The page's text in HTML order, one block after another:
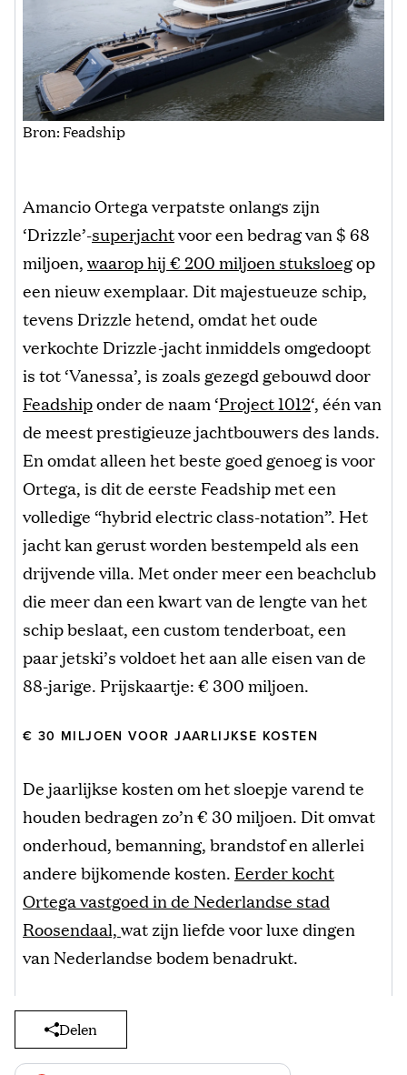
Bron: Feadship
Amancio Ortega verpatste onlangs zijn
‘Drizzle’-superjachtvoor een bedrag van $ 68
miljoen,waarop hij € 200 miljoen stuksloegop
een nieuw exemplaar. Dit majestueuze schip,
tevens Drizzle hetend, omdat het oude
verkochte Drizzle-jacht inmiddels omgedoopt
is tot ‘Vanessa’, is zoals gezegd gebouwd door
Feadshiponder de naam ‘Project 1012‘, één van
de meest prestigieuze jachtbouwers des lands.
En omdat alleen het beste goed genoeg is voor
Ortega, is dit de eerste Feadship met een
volledige “hybrid electric class-notation”. Het
jacht kan gerust worden bestempeld als een
drijvende villa. Met onder meer een beachclub
die meer dan een kwart van de lengte van het
schip beslaat, een custom tenderboat, een
paar jetski’s voldoet het aan alle eisen van de
88-jarige. Prijskaartje: € 300 miljoen.
€ 30 MILJOEN VOOR JAARLIJKSE KOSTEN
De jaarlijkse kosten om het sloepje varend te
houden bedragen zo’n € 30 miljoen. Dit omvat
onderhoud, bemanning, brandstof en allerlei
andere bijkomende kosten. Eerder kocht
Ortega vastgoed in de Nederlandse stad
Roosendaal,wat zijn liefde voor luxe dingen
van Nederlandse bodem benadrukt.
Delen